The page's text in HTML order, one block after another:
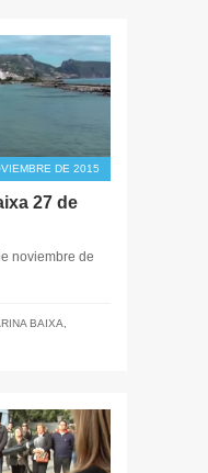
DE 2015
27 de
noviembre de
BAIXA